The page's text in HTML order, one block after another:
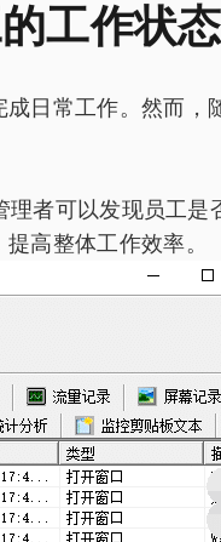
工作状态
日常工作。然而
者可以发现员工
高整体工作效率。